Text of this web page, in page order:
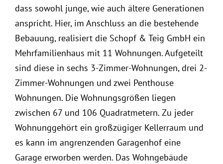
dass sowohl junge, wie auch ältere Generationen
anspricht. Hier, im Anschluss an die bestehende
Bebauung, realisiert die Schopf & Teig GmbH ein
Mehrfamilienhaus mit 11 Wohnungen. Aufgeteilt
sind diese in sechs 3-Zimmer-Wohnungen, drei 2-
Zimmer-Wohnungen und zwei Penthouse
Wohnungen. Die Wohnungsgrößen liegen
zwischen 67 und 106 Quadratmetern. Zu jeder
Wohnunggehört ein großzügiger Kellerraum und
es kann im angrenzenden Garagenhof eine
Garage erworben werden. Das Wohngebäude